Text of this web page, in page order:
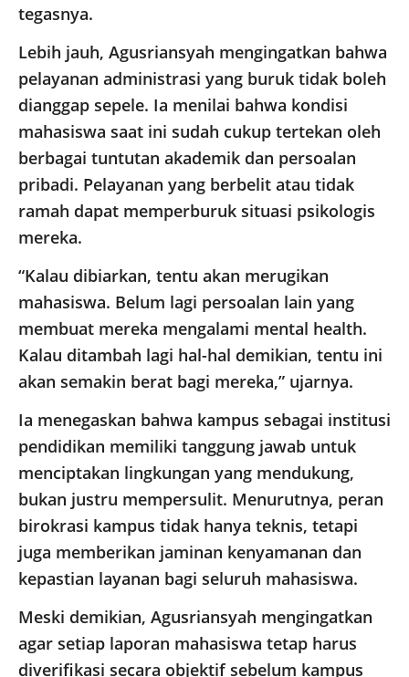
tegasnya.
Lebih jauh, Agusriansyah mengingatkan bahwa
pelayanan administrasi yang buruk tidak boleh
dianggap sepele. Ia menilai bahwa kondisi
mahasiswa saat ini sudah cukup tertekan oleh
berbagai tuntutan akademik dan persoalan
pribadi. Pelayanan yang berbelit atau tidak
ramah dapat memperburuk situasi psikologis
mereka.
“Kalau dibiarkan, tentu akan merugikan
mahasiswa. Belum lagi persoalan lain yang
membuat mereka mengalami mental health.
Kalau ditambah lagi hal-hal demikian, tentu ini
akan semakin berat bagi mereka,” ujarnya.
Ia menegaskan bahwa kampus sebagai institusi
pendidikan memiliki tanggung jawab untuk
menciptakan lingkungan yang mendukung,
bukan justru mempersulit. Menurutnya, peran
birokrasi kampus tidak hanya teknis, tetapi
juga memberikan jaminan kenyamanan dan
kepastian layanan bagi seluruh mahasiswa.
Meski demikian, Agusriansyah mengingatkan
agar setiap laporan mahasiswa tetap harus
diverifikasi secara objektif sebelum kampus